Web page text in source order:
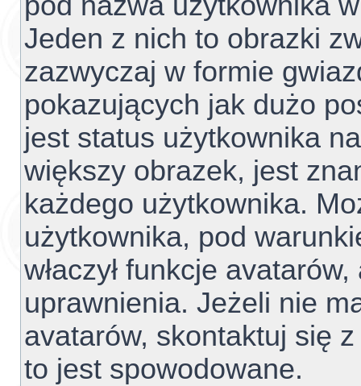
Jeden z nich to obrazki
zazwyczaj w formie
pokazujących jak dużo
jest status użytkownika
większy obrazek, jest
każdego użytkownika.
użytkownika, pod
właczył funkcje
uprawnienia. Jeżeli nie
avatarów, skontaktuj się
to jest spowodowane.